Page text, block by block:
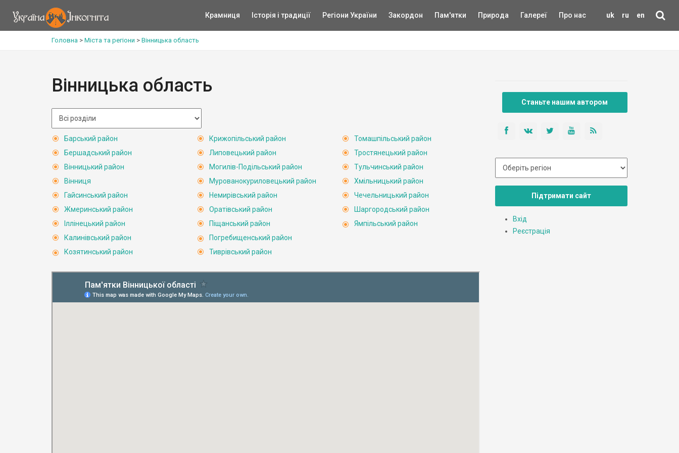
uk ru en
Крамниця Історія і традиції Регіони України Закордон Пам'ятки Природа Галереї Про нас
Головна > Міста та регіони > Вінницька область
Вінницька область
Барський район
Бершадський район
Вінницький район
Вінниця
Гайсинський район
Жмеринський район
Іллінецький район
Калинівський район
Козятинський район
Крижопільський район
Липовецький район
Могилів-Подільський район
Мурованокуриловецький район
Немирівський район
Оратівський район
Піщанський район
Погребищенський район
Тиврівський район
Томашпільський район
Тростянецький район
Тульчинський район
Хмільницький район
Чечельницький район
Шаргородський район
Ямпільський район
Станьте нашим автором
Підтримати сайт
Вхід
Реєстрація